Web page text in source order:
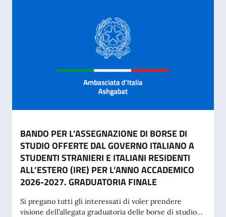
BANDO PER L’ASSEGNAZIONE DI BORSE DI
STUDIO OFFERTE DAL GOVERNO ITALIANO A
STUDENTI STRANIERI E ITALIANI RESIDENTI
ALL’ESTERO (IRE) PER L’ANNO ACCADEMICO
2026-2027. GRADUATORIA FINALE
Si pregano tutti gli interessati di voler prendere
visione dell’allegata graduatoria delle borse di studio...